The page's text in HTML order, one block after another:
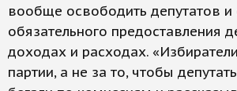
вообще освободить депутатов и
обязательного предоставления
доходах и расходах.
партии, а не за то, чтобы